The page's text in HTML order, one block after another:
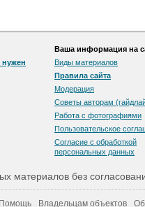
нужен
Ваша информация на
Виды материалов
Правила сайта
Модерация
Советы авторам
Работа с фотографиями
Пользовательскоe
Согласие с обработкой
персональных данных
материалов без
Помощь Владельцам объектов